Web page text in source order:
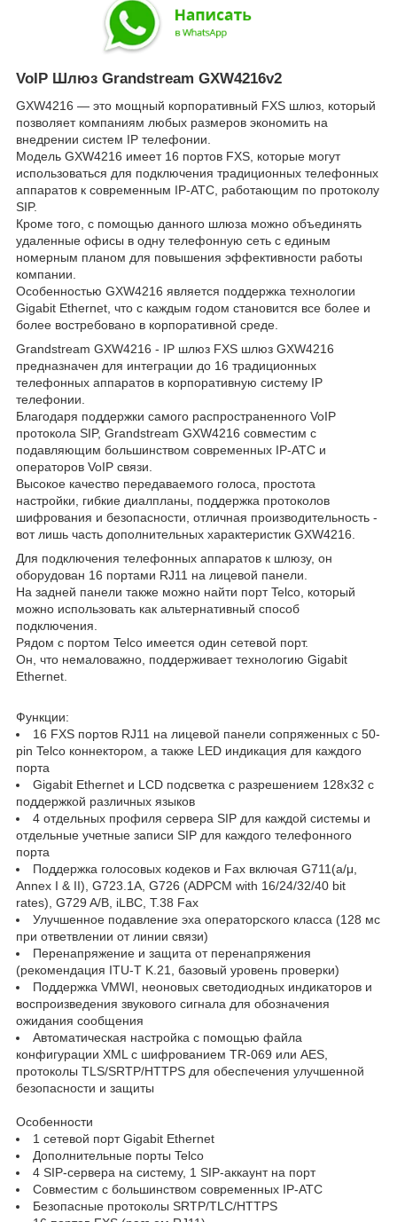
VoIP Шлюз Grandstream GXW4216v2
GXW4216 — это мощный корпоративный FXS шлюз, который
позволяет компаниям любых размеров экономить на
внедрении систем IP телефонии.
Модель GXW4216 имеет 16 портов FXS, которые могут
использоваться для подключения традиционных телефонных
аппаратов к современным IP-АТС, работающим по протоколу
SIP.
Кроме того, с помощью данного шлюза можно объединять
удаленные офисы в одну телефонную сеть с единым
номерным планом для повышения эффективности работы
компании.
Особенностью GXW4216 является поддержка технологии
Gigabit Ethernet, что с каждым годом становится все более и
более востребовано в корпоративной среде.
Grandstream GXW4216 - IP шлюз FXS шлюз GXW4216
предназначен для интеграции до 16 традиционных
телефонных аппаратов в корпоративную систему IP
телефонии.
Благодаря поддержки самого распространенного VoIP
протокола SIP, Grandstream GXW4216 совместим с
подавляющим большинством современных IP-АТС и
операторов VoIP связи.
Высокое качество передаваемого голоса, простота
настройки, гибкие диалпланы, поддержка протоколов
шифрования и безопасности, отличная производительность -
вот лишь часть дополнительных характеристик GXW4216.
Для подключения телефонных аппаратов к шлюзу, он
оборудован 16 портами RJ11 на лицевой панели.
На задней панели также можно найти порт Telco, который
можно использовать как альтернативный способ
подключения.
Рядом с портом Telco имеется один сетевой порт.
Он, что немаловажно, поддерживает технологию Gigabit
Ethernet.
Функции:
16 FXS портов RJ11 на лицевой панели сопряженных c 50-
pin Telco коннектором, а также LED индикация для каждого
порта
Gigabit Ethernet и LCD подсветка с разрешением 128х32 с
поддержкой различных языков
4 отдельных профиля сервера SIP для каждой системы и
отдельные учетные записи SIP для каждого телефонного
порта
Поддержка голосовых кодеков и Fax включая G711(a/μ,
Annex I & II), G723.1A, G726 (ADPCM with 16/24/32/40 bit
rates), G729 A/B, iLBC, T.38 Fax
Улучшенное подавление эха операторского класса (128 мс
при ответвлении от линии связи)
Перенапряжение и защита от перенапряжения
(рекомендация ITU-T K.21, базовый уровень проверки)
Поддержка VMWI, неоновых светодиодных индикаторов и
воспроизведения звукового сигнала для обозначения
ожидания сообщения
Автоматическая настройка с помощью файла
конфигурации XML с шифрованием TR-069 или AES,
протоколы TLS/SRTP/HTTPS для обеспечения улучшенной
безопасности и защиты
Особенности
1 сетевой порт Gigabit Ethernet
Дополнительные порты Telco
4 SIP-сервера на систему, 1 SIP-аккаунт на порт
Совместим с большинством современных IP-АТС
Безопасные протоколы SRTP/TLC/HTTPS